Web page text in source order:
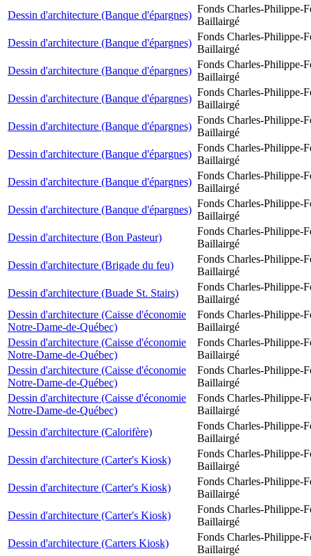
Dessin d'architecture (Banque d'épargnes)
Fonds Charles-Philippe-
Baillairgé
Dessin d'architecture (Banque d'épargnes)
Fonds Charles-Philippe-
Baillairgé
Dessin d'architecture (Banque d'épargnes)
Fonds Charles-Philippe-
Baillairgé
Dessin d'architecture (Banque d'épargnes)
Fonds Charles-Philippe-
Baillairgé
Dessin d'architecture (Banque d'épargnes)
Fonds Charles-Philippe-
Baillairgé
Dessin d'architecture (Banque d'épargnes)
Fonds Charles-Philippe-
Baillairgé
Dessin d'architecture (Banque d'épargnes)
Fonds Charles-Philippe-
Baillairgé
Dessin d'architecture (Banque d'épargnes)
Fonds Charles-Philippe-
Baillairgé
Dessin d'architecture (Bon Pasteur)
Fonds Charles-Philippe-
Baillairgé
Dessin d'architecture (Brigade du feu)
Fonds Charles-Philippe-
Baillairgé
Dessin d'architecture (Buade St. Stairs)
Fonds Charles-Philippe-
Baillairgé
Dessin d'architecture (Caisse d'économie
Notre-Dame-de-Québec)
Fonds Charles-Philippe-
Baillairgé
Dessin d'architecture (Caisse d'économie
Notre-Dame-de-Québec)
Fonds Charles-Philippe-
Baillairgé
Dessin d'architecture (Caisse d'économie
Notre-Dame-de-Québec)
Fonds Charles-Philippe-
Baillairgé
Dessin d'architecture (Caisse d'économie
Notre-Dame-de-Québec)
Fonds Charles-Philippe-
Baillairgé
Dessin d'architecture (Calorifère)
Fonds Charles-Philippe-
Baillairgé
Dessin d'architecture (Carter's Kiosk)
Fonds Charles-Philippe-
Baillairgé
Dessin d'architecture (Carter's Kiosk)
Fonds Charles-Philippe-
Baillairgé
Dessin d'architecture (Carter's Kiosk)
Fonds Charles-Philippe-
Baillairgé
Dessin d'architecture (Carters Kiosk)
Fonds Charles-Philippe-
Baillairgé